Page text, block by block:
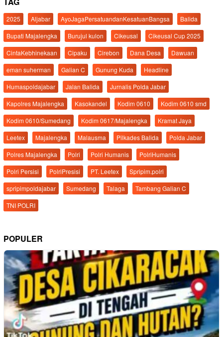
2025 Aljabar AyoJagaPersatuandanKesatuanBangsa
Balida
Bupati Majalengka
Burujul kulon Cikeusal
Cikeusal Cup 2025
CintaKebhinekaan
Cipaku Cirebon Dana Desa
Dawuan
eman suherman
Galian C Gunung Kuda
Headline
Humaspoldajabar
Jalan Balida
Jurnalis Polda Jabar
Kapolres Majalengka
Kasokandel Kodim 0610
Kodim 0610 smd
Kodim 0610/Sumedang
Kodim 0617/Majalengka
Kramat Jaya
Leetex
Majalengka Malausma Pilkades Balida
Polda Jabar
Polres Majalengka
Polri Polri Humanis
PolriHumanis
Polri Persisi
PolriPresisi PT. Leetex
Spripim.polri
spripimpoldajabar
Sumedang Talaga
Tambang Galian C
TNI POLRI
POPULER